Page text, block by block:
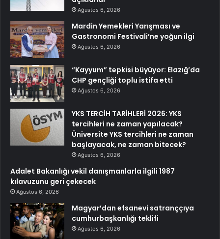
Ağustos 6, 2026
Mardin Yemekleri Yarışması ve
Gastronomi Festivali’ne yoğun ilgi
Ağustos 6, 2026
“Kayyum” tepkisi büyüyor: Elazığ’da
CHP gençliği toplu istifa etti
Ağustos 6, 2026
YKS TERCİH TARİHLERİ 2026: YKS
tercihleri ne zaman yapılacak?
Üniversite YKS tercihleri ne zaman
başlayacak, ne zaman bitecek?
Ağustos 6, 2026
Adalet Bakanlığı vekil danışmanlarla ilgili 1987
kılavuzunu geri çekecek
Ağustos 6, 2026
Magyar’dan efsanevi satranççıya
cumhurbaşkanlığı teklifi
Ağustos 6, 2026